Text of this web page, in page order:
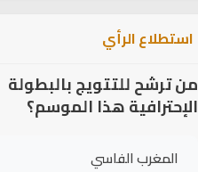
استطلاع الرأي
من ترشح للتتويج بالبطولة
الإحترافية هذا الموسم؟
المغرب الفاسي